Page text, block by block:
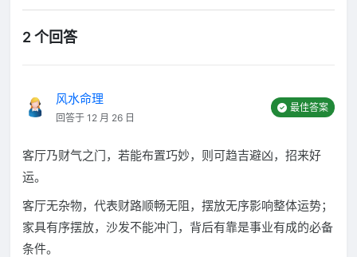
2 个回答
风水命理
回答于 12 月 26 日
最佳答案
客厅乃财气之门，若能布置巧妙，则可趋吉避凶，招来好
运。
客厅无杂物，代表财路顺畅无阻，摆放无序影响整体运势；
家具有序摆放，沙发不能冲门，背后有靠是事业有成的必备
条件。